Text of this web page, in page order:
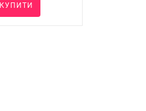
КУПИТИ